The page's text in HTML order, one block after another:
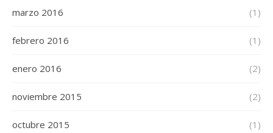
marzo 2016 (1)
febrero 2016 (1)
enero 2016 (2)
noviembre 2015 (2)
octubre 2015 (1)